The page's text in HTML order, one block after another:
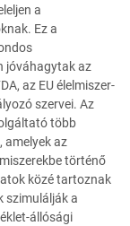
a
Ez a
jóváhagytak az
az EU élelmiszer-
szervei. Az
több
amelyek az
történő
közé tartoznak
szimulálják a
állósági